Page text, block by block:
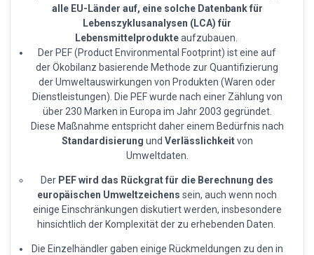
alle EU-Länder auf, eine solche Datenbank für
Lebenszyklusanalysen (LCA) für
Lebensmittelprodukteaufzubauen.
Der PEF (Product Environmental Footprint) ist eine auf
der Ökobilanz basierende Methode zur Quantifizierung
der Umweltauswirkungen von Produkten (Waren oder
Dienstleistungen). Die PEF wurde nach einer Zählung von
über 230 Marken in Europa im Jahr 2003 gegründet.
Diese Maßnahme entspricht daher einem Bedürfnis nach
Standardisierung und Verlässlichkeitvon
Umweltdaten.
Der PEF wird das Rückgrat für die Berechnung des
europäischen Umweltzeichens sein, auch wenn noch
einige Einschränkungen diskutiert werden, insbesondere
hinsichtlich der Komplexität der zu erhebenden Daten.
Die Einzelhändler gaben einige Rückmeldungen zu den in